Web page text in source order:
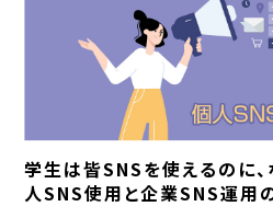
学生は皆SNSを使えるのに
人SNS使用と企業SNS運用